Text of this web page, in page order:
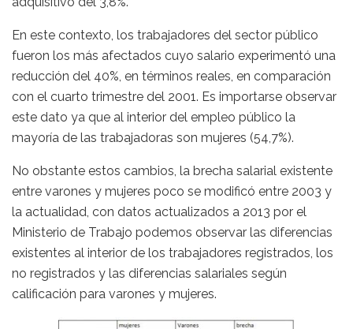
En este contexto, los trabajadores del sector público
fueron los más afectados cuyo salario experimentó una
reducción del 40%, en términos reales, en comparación
con el cuarto trimestre del 2001. Es importarse observar
este dato ya que al interior del empleo público la
mayoría de las trabajadoras son mujeres (54,7%).
No obstante estos cambios, la brecha salarial existente
entre varones y mujeres poco se modificó entre 2003 y
la actualidad, con datos actualizados a 2013 por el
Ministerio de Trabajo podemos observar las diferencias
existentes al interior de los trabajadores registrados, los
no registrados y las diferencias salariales según
calificación para varones y mujeres.